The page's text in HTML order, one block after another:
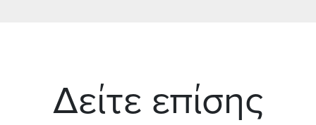
Δείτε επίσης